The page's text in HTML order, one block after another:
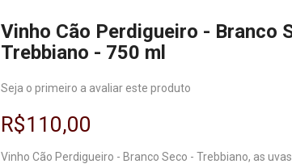
Vinho Cão Perdigueiro - Branco
Trebbiano - 750 ml
Seja o primeiro a avaliar este produto
R$110,00
Vinho Cão Perdigueiro - Branco Seco - Trebbiano, as